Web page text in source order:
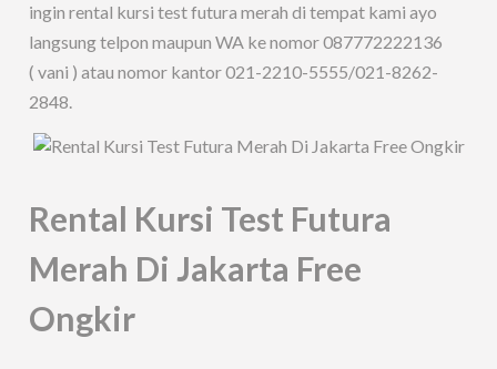
ingin rental kursi test futura merah di tempat kami ayo
langsung telpon maupun WA ke nomor 087772222136
( vani ) atau nomor kantor 021-2210-5555/021-8262-
2848.
Rental Kursi Test Futura
Merah Di Jakarta Free
Ongkir